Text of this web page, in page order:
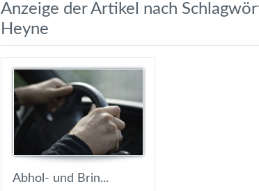
Anzeige der Artikel nach
Heyne
Abhol- und Brin...